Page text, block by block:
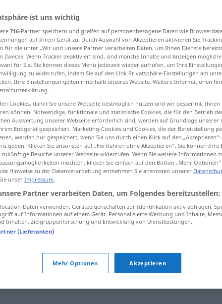
für "samtycka"
intransitives Zeitwort
samtycka
ist uns wichtig
716-Partner speichern und greifen auf personenbezogene Daten wie
auf Ihrem Gerät zu. Durch Auswahl von Akzeptieren aktivieren Sie
für die unter „Wir und unsere Partner verarbeiten Daten, um Ihnen Dienste
Zwecke. Wenn Tracker deaktiviert sind, sind manche Inhalte und Anzeigen
für Sie. Sie können dieses Menü jederzeit wieder aufrufen, um Ihre
zu widerrufen, indem Sie auf den Link Privatsphäre-Einstellungen am
Ihre Einstellungen gelten innerhalb unseres Website. Weitere Informationen
Cookies, damit Sie unsere Webseite bestmöglich nutzen und wir besser mit Ihnen
können. Notwendige, funktionale und statistische Cookies, die für den Betrieb
Auswertung unserer Webseite erforderlich sind, werden auf Grundlage unserer
Endgerät gespeichert. Marketing-Cookies und Cookies, die der Bereitstellung
werden nur gespeichert, wenn Sie uns durch einen Klick auf den
geben. Klicken Sie ansonsten auf „Fortfahren ohne Akzeptieren“. Sie können
Besuche unserer Webseite widerrufen. Wenn Sie weitere Informationen
möchten, klicken Sie einfach auf den Button „Mehr
Hinweise zu der Datenverarbeitung entnehmen Sie ansonsten unserer
unser Impressum.
Partner verarbeiten Daten, um Folgendes bereitzustellen:
Daten verwenden. Geräteeigenschaften zur Identifikation aktiv abfragen.
auf Informationen auf einem Gerät. Personalisierte Werbung und Inhalte,
Inhalten, Zielgruppenforschung und Entwicklung von Dienstleistungen.
(Lieferanten)
Mehr Optionen Akzeptieren